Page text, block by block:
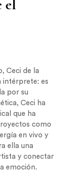
el
Ceci de la
intérprete: es
por su
Ceci ha
que ha
como
en vivo y
ella una
y conectar
emoción.